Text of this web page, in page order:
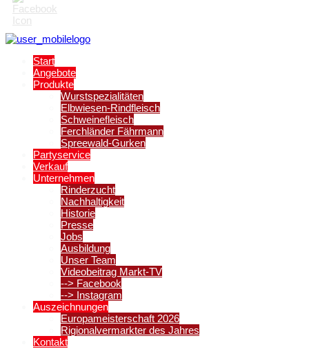
Start
Angebote
Produkte
Wurstspezialitäten
Elbwiesen-Rindfleisch
Schweinefleisch
Ferchländer Fährmann
Spreewald-Gurken
Partyservice
Verkauf
Unternehmen
Rinderzucht
Nachhaltigkeit
Historie
Presse
Jobs
Ausbildung
Unser Team
Videobeitrag Markt-TV
--> Facebook
--> Instagram
Auszeichnungen
Europameisterschaft 2026
Rigionalvermarkter des Jahres
Kontakt